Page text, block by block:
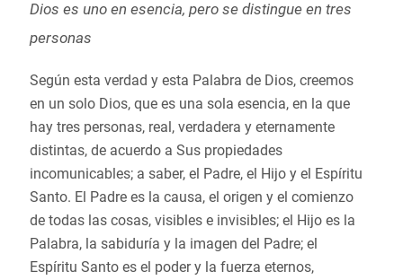
Dios es uno en esencia, pero se distingue en tres
personas
Según esta verdad y esta Palabra de Dios, creemos
en un solo Dios, que es una sola esencia, en la que
hay tres personas, real, verdadera y eternamente
distintas, de acuerdo a Sus propiedades
incomunicables; a saber, el Padre, el Hijo y el Espíritu
Santo. El Padre es la causa, el origen y el comienzo
de todas las cosas, visibles e invisibles; el Hijo es la
Palabra, la sabiduría y la imagen del Padre; el
Espíritu Santo es el poder y la fuerza eternos,